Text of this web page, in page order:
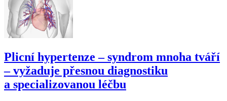
Plicní hypertenze –⁠ syndrom mnoha tváří
–⁠ vyžaduje přesnou diagnostiku
a specializovanou léčbu